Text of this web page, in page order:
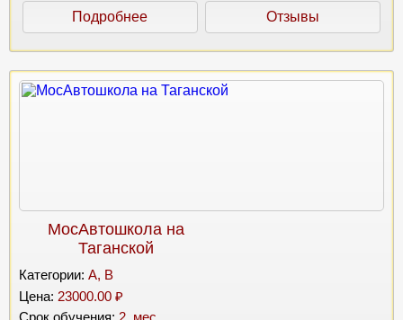
Подробнее Отзывы
МосАвтошкола на
Таганской
Категории: A, B
Цена: 23000.00 ₽
Срок обучения: 2. мес.